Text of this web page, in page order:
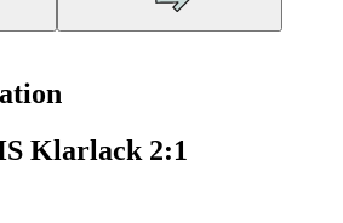
Klarlack 2:1